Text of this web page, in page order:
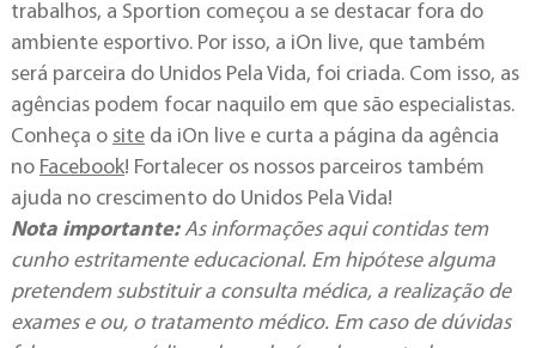
trabalhos, a Sportion começou a se destacar fora do
ambiente esportivo. Por isso, a iOn live, que também
será parceira do Unidos Pela Vida, foi criada. Com isso, as
agências podem focar naquilo em que são especialistas.
Conheça o siteda iOn live e curta a página da agência
no Facebook! Fortalecer os nossos parceiros também
ajuda no crescimento do Unidos Pela Vida!
Nota importante:As informações aqui contidas tem
cunho estritamente educacional. Em hipótese alguma
pretendem substituir a consulta médica, a realização de
exames e ou, o tratamento médico. Em caso de dúvidas